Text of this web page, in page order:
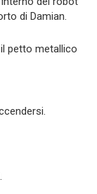
di Damian.
petto metallico